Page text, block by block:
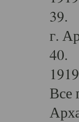
39.
г.
40.
Все